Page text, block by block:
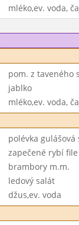
mléko,ev. voda,
pom. z taveného
jablko
mléko,ev. voda,
polévka
zapečené rybí
brambory m.m.
ledový salát
džus,ev. voda